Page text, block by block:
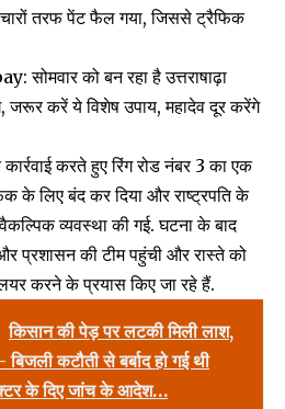
तरफ पेंट फैल गया, जिससे ट्रैफिक
सोमवार को बन रहा है उत्तराषाढ़ा
जरूर करें ये विशेष उपाय, महादेव दूर करेंगे
करते हुए रिंग रोड नंबर 3 का एक
के लिए बंद कर दिया और राष्ट्रपति के
व्यवस्था की गई. घटना के बाद
प्रशासन की टीम पहुंची और रास्ते को
करने के प्रयास किए जा रहे हैं.
किसान की पेड़ पर लटकी मिली लाश,
बिजली कटौती से बर्बाद हो गई थी
के दिए जांच के आदेश…